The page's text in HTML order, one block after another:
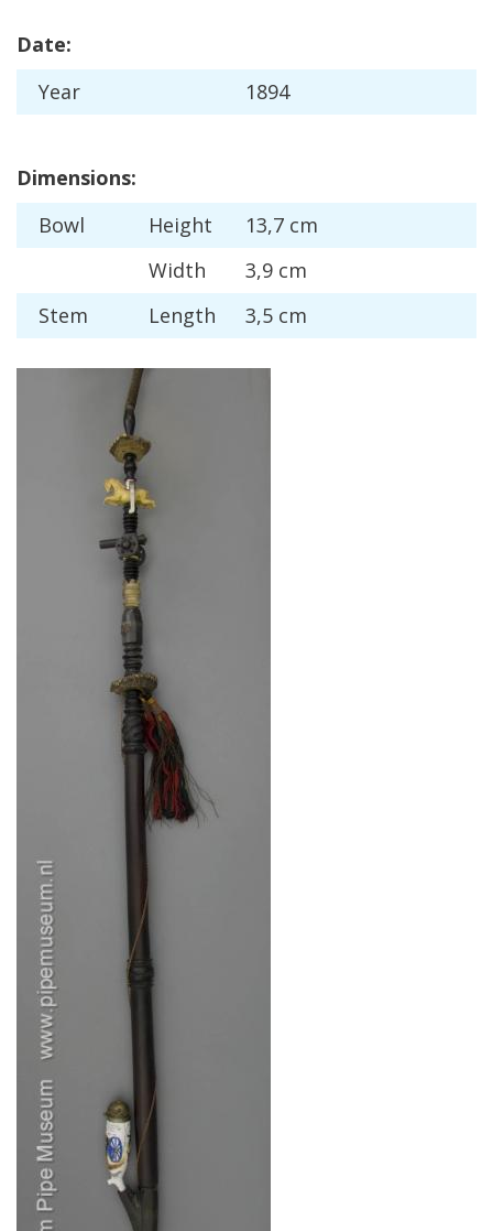
Date:
Year
1894
Dimensions:
Bowl
Height 13,7 cm
Width
3,9 cm
Stem
Length 3,5 cm